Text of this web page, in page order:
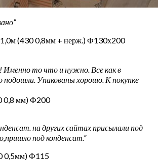
(430 0,8мм + нерж.) Ф130х200
то что и нужно. Все как в
подошли. Упакованы хорошо. К покупке
0,8 мм) Ф200
на других сайтах присылали под
под конденсат.”
0,5мм) Ф115